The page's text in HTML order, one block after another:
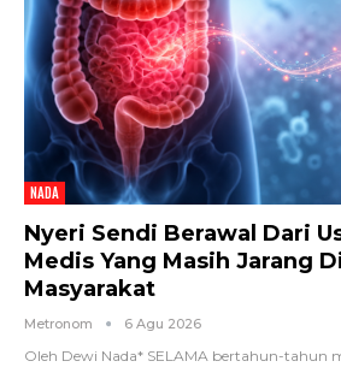
NADA
Nyeri Sendi Berawal Dari
Medis Yang Masih Jarang
Masyarakat
Metronom 6 Agu 2026
Oleh Dewi Nada* SELAMA bertahun-tahun